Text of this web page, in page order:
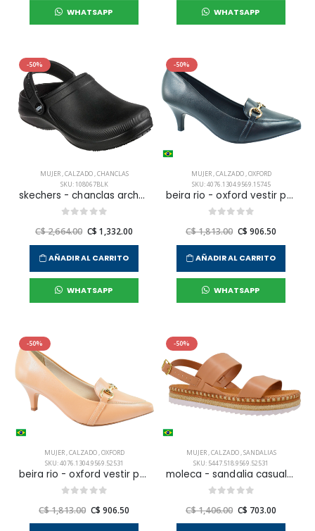
WHATSAPP WHATSAPP
-50%
MUJER,CALZADO,CHANCLAS
SKU: 108067BLK
skechers - chanclas arch-fit clog para mujer
C$ 2,664.00 C$ 1,332.00
AÑADIR AL CARRITO
WHATSAPP
-50%
MUJER,CALZADO,OXFORD
SKU: 4076.1304.9569.15745
beira rio - oxford vestir para mujer
C$ 1,813.00 C$ 906.50
AÑADIR AL CARRITO
WHATSAPP
-50%
MUJER,CALZADO,OXFORD
SKU: 4076.1304.9569.52531
beira rio - oxford vestir para mujer
C$ 1,813.00 C$ 906.50
-50%
MUJER,CALZADO,SANDALIAS
SKU: 5447.518.9569.52531
moleca - sandalia casual para mujer
C$ 1,406.00 C$ 703.00